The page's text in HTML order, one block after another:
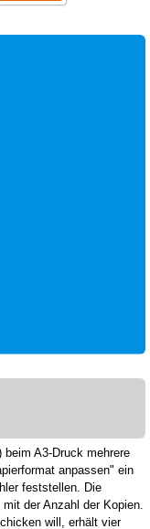
A3-Druck mehrere
anpassen" ein
feststellen. Die
der Anzahl der Kopien.
will, erhält vier